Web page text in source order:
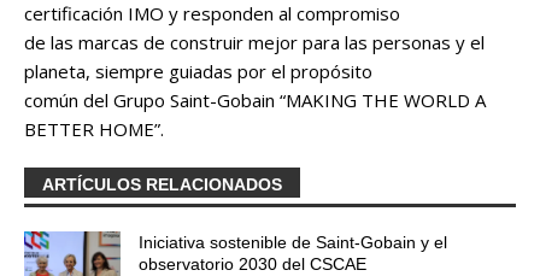
certificación IMO y responden al compromiso
de las marcas de construir mejor para las personas y el
planeta, siempre guiadas por el propósito
común del Grupo Saint-Gobain “MAKING THE WORLD A
BETTER HOME”.
ARTÍCULOS RELACIONADOS
Iniciativa sostenible de Saint-Gobain y el
observatorio 2030 del CSCAE